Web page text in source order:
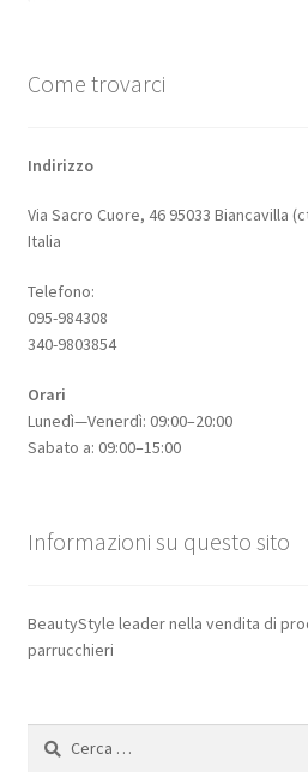
Come trovarci
Indirizzo
Via Sacro Cuore, 46 95033 Biancavilla
Italia
Telefono:
095-984308
340-9803854
Orari
Lunedì—Venerdì: 09:00–20:00
Sabato a: 09:00–15:00
Informazioni su questo sito
BeautyStyle leader nella vendita di
parrucchieri
Ricerca